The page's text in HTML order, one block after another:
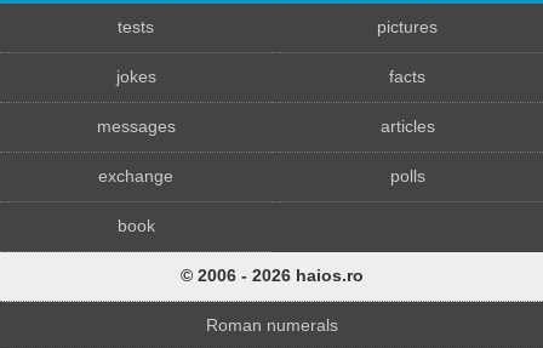
tests pictures
jokes facts
messages articles
exchange polls
book
© 2006 - 2026 haios.ro
Roman numerals